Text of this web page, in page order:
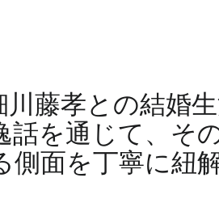
藤孝との結婚
を通じて、そ
側面を丁寧に紐